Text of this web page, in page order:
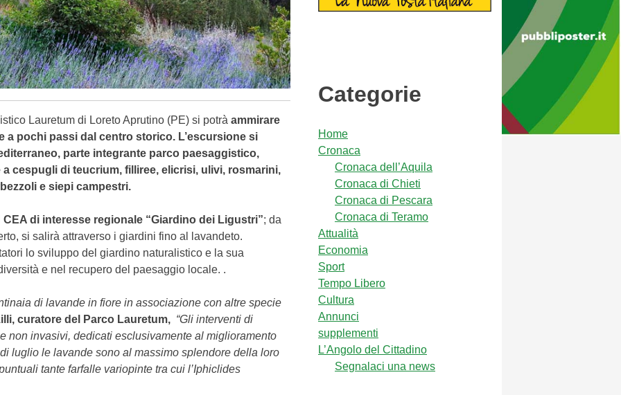
Lauretum di Loreto Aprutino (PE) si potrà ammirare
a pochi passi dal centro storico. L’escursione si
parte integrante parco paesaggistico,
cespugli di teucrium, filliree, elicrisi, ulivi, rosmarini,
e siepi campestri.
CEA di interesse regionale “Giardino dei Ligustri”; da
si salirà attraverso i giardini fino al lavandeto.
lo sviluppo del giardino naturalistico e la sua
e nel recupero del paesaggio locale. .
di lavande in fiore in associazione con altre specie
curatore del Parco Lauretum, “Gli interventi di
non invasivi, dedicati esclusivamente al miglioramento
luglio le lavande sono al massimo splendore della loro
tante farfalle variopinte tra cui l’Iphiclides
Categorie
Home
Cronaca
Cronaca dell’Aquila
Cronaca di Chieti
Cronaca di Pescara
Cronaca di Teramo
Attualità
Economia
Sport
Tempo Libero
Cultura
Annunci
supplementi
L’Angolo del Cittadino
Segnalaci una news